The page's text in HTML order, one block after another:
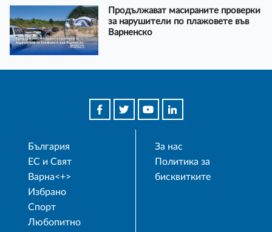
Продължават масираните проверки
за нарушители по плажовете във
Варненско
България
ЕС и Свят
Варна<+>
Избрано
Спорт
Любопитно
За нас
Политика за
бисквитките